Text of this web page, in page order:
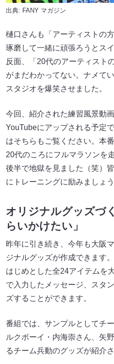
出典: FANY マガジン
樋口さんも「アーティストの
琢磨して一緒に頑張ろうとス
反面、「20代のアーティスト
がまだわかってない。ナメて
スタジオを爆笑させました。
今回、紹介された練習風景動
YouTubeにアップされる予定
はそちらもご覧ください。本
20代のころにフルマラソンを
後半で地獄を見ました（笑）
にトレーニングに励みましょう
オリジナルグッズづ
らいかけたい」
昨年に引き続き、今年も大阪
ジナルグッズが作成できます
はじめとした全24アイテムを
で入力したメッセージ、スタ
ズすることができます。
番組では、サンプルとしてチ
ルクボーイ・内海崇さん、矢
るチーム兵動のグッズが紹介さ